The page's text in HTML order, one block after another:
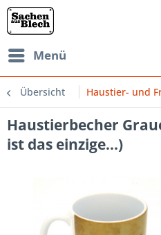
Menü
Übersicht Haustier- und
Haustierbecher
ist das einzige...)